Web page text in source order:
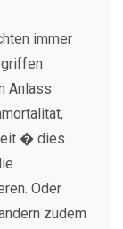
immer
Anlass
� dies
Oder
zudem